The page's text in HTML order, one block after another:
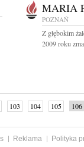
MARIA
POZNAŃ
Z głębokim
2009 roku
103 104 105 106
Reklama
Polityka